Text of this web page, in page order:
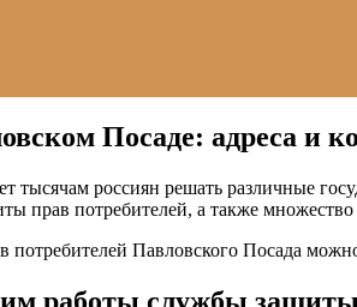
Посаде: адреса и
тысячам россиян решать различные
прав потребителей, а также
потребителей Павловского Посада
работы службы